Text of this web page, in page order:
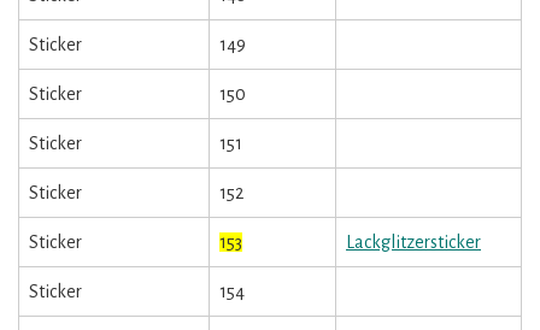
Sticker 149
Sticker 150
Sticker 151
Sticker 152
Sticker 153 Lackglitzersticker
Sticker 154